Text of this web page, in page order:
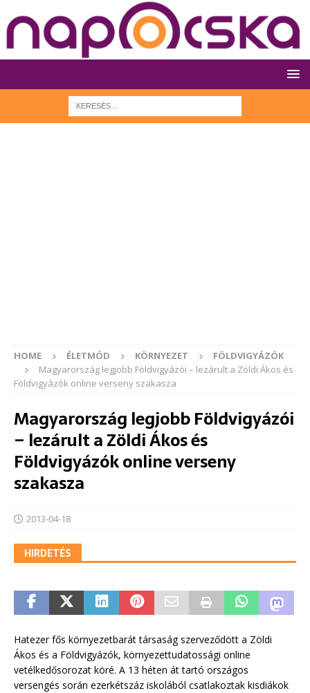
HOME ÉLETMÓD KÖRNYEZET
FÖLDVIGYÁZÓK
Magyarország legjobb Földvigyázói – lezárult a Zöldi Ákos és
Földvigyázók online verseny szakasza
Magyarország legjobb Földvigyázói
– lezárult a Zöldi Ákos és
Földvigyázók online verseny
szakasza
2013-04-18
HIRDETÉS
Hatezer fős környezetbarát társaság szerveződött a Zöldi
Ákos és a Földvigyázók, környezettudatossági online
vetélkedősorozat köré. A 13 héten át tartó országos
versengés során ezerkétszáz iskolából csatlakoztak kisdiákok